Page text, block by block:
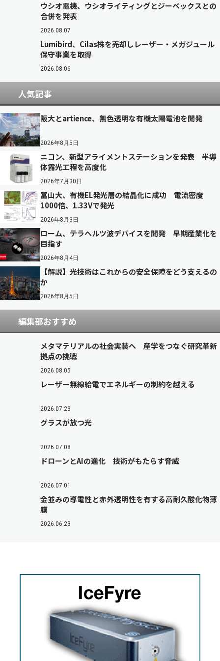
ウシオ電機、ウシオライティングとジーベックスとの
合併を発表
2026.08.07
Lumibird、Cilas株を売却しレーザー・メガジュール
保守事業を取得
2026.08.06
人気記事
阪大とartience、無色透明な有機太陽電池を開発
2026年8月5日
ニコン、新型アライメントステーションを発表 半導
体露光工程を高度化
2026年7月30日
富山大、有機EL発光層の結晶化に成功 電流密度
1000倍、1.33Vで発光
2026年8月3日
ローム、テラヘルツ波デバイスを開発 早期産業化を
目指す
2026年8月4日
【解説】光技術はこれからの安全保障をどう支えるの
か
2026年8月5日
編集部おすすめ
メタマテリアルの社会実装へ 産学をつなぐ研究革新
拠点の挑戦
2026.08.05
レーザー無線給電でエネルギーの制約を越える
2026.07.23
グラスが放つ光
2026.07.08
ドローンとAIの進化 技術がもたらす脅威
2026.07.01
金並みの導電性と赤外透明性を有する高耐久酸化物薄
膜
2026.06.23